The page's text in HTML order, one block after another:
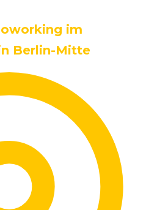
im
Berlin-Mitte